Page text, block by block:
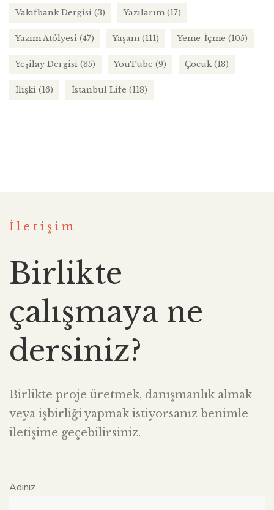
Vakıfbank Dergisi (3) Yazılarım (17)
Yazım Atölyesi (47) Yaşam (111) Yeme-İçme (105)
Yeşilay Dergisi (35) YouTube (9) Çocuk(18)
İlişki (16) İstanbul Life (118)
İletişim
Birlikte
çalışmaya ne
dersiniz?
Birlikte proje üretmek, danışmanlık almak
veya işbirliği yapmak istiyorsanız benimle
iletişime geçebilirsiniz.
Adınız